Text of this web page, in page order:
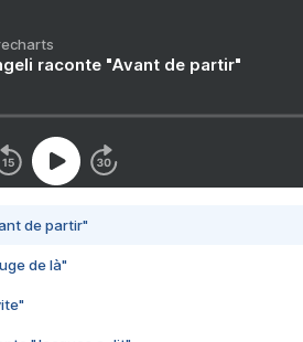
raconte "Avant de partir"
de partir"
de là"